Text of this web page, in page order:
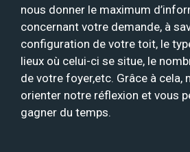
nous donner le maximum
concernant votre demande, à
configuration de votre toit, le
lieux où celui-ci se situe, le
de votre foyer,etc. Grâce à cela,
orienter notre réflexion et vous
gagner du temps.